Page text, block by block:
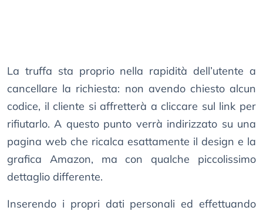
La truffa sta proprio nella rapidità dell’utente a
cancellare la richiesta: non avendo chiesto alcun
codice, il cliente si affretterà a cliccare sul link per
rifiutarlo. A questo punto verrà indirizzato su una
pagina web che ricalca esattamente il design e la
grafica Amazon, ma con qualche piccolissimo
dettaglio differente.
Inserendo i propri dati personali ed effettuando